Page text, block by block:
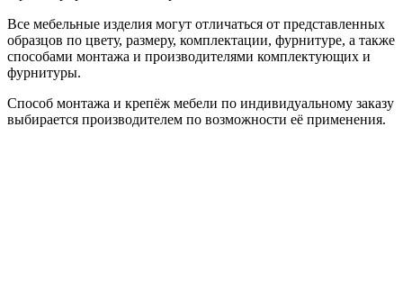
Все мебельные изделия могут отличаться от представленных
образцов по цвету, размеру, комплектации, фурнитуре, а также
способами монтажа и производителями комплектующих и
фурнитуры.
Способ монтажа и крепёж мебели по индивидуальному заказу
выбирается производителем по возможности её применения.